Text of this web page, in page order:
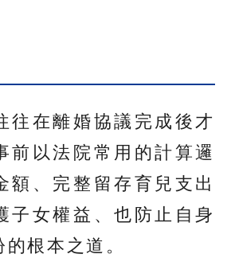
往在離婚協議完成後才
前以法院常用的計算邏
額、完整留存育兒支出
子女權益、也防止自身
根本之道。